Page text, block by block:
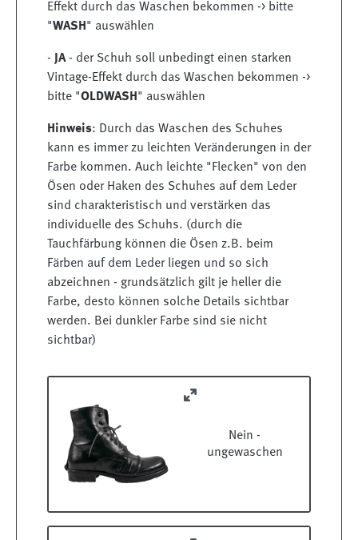
Effekt durch das Waschen bekommen -> bitte
"WASH" auswählen
- JA- der Schuh soll unbedingt einen starken
Vintage-Effekt durch das Waschen bekommen ->
bitte "OLDWASH" auswählen
Hinweis: Durch das Waschen des Schuhes
kann es immer zu leichten Veränderungen in der
Farbe kommen. Auch leichte "Flecken" von den
Ösen oder Haken des Schuhes auf dem Leder
sind charakteristisch und verstärken das
individuelle des Schuhs. (durch die
Tauchfärbung können die Ösen z.B. beim
Färben auf dem Leder liegen und so sich
abzeichnen - grundsätzlich gilt je heller die
Farbe, desto können solche Details sichtbar
werden. Bei dunkler Farbe sind sie nicht
sichtbar)
Nein -
ungewaschen